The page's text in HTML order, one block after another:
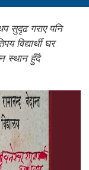
सुदृढ गराए पनि
विद्यार्थी घर
स्थान हुँदै